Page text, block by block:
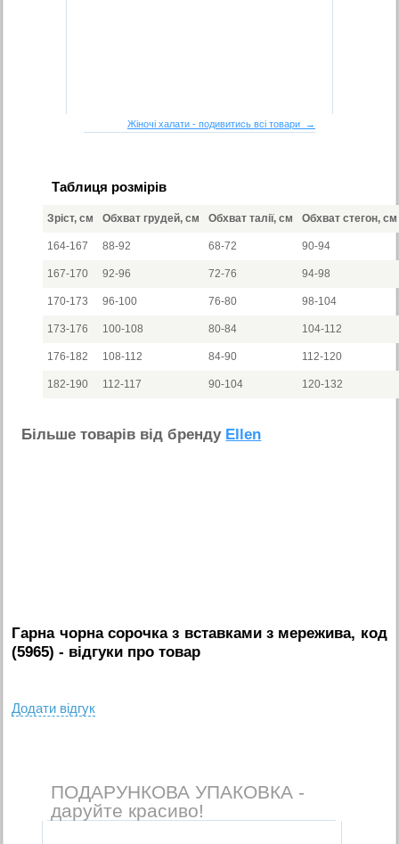
Жіночі халати - подивитись всі товари →
Таблиця розмірів
Зріст, см Обхват грудей, см Обхват талії, см Обхват стегон, см
164-167 88-92 68-72 90-94
167-170 92-96 72-76 94-98
170-173 96-100 76-80 98-104
173-176 100-108 80-84 104-112
176-182 108-112 84-90 112-120
182-190 112-117 90-104 120-132
Бiльше товарiв вiд бренду Ellen
Гарна чорна сорочка з вставками з мережива, код
(5965) - вiдгуки про товар
Додати вiдгук
ПОДАРУНКОВА УПАКОВКА -
даруйте красиво!